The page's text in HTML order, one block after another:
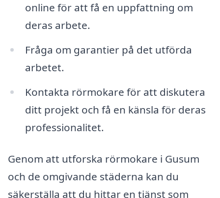
online för att få en uppfattning om
deras arbete.
Fråga om garantier på det utförda
arbetet.
Kontakta rörmokare för att diskutera
ditt projekt och få en känsla för deras
professionalitet.
Genom att utforska rörmokare i Gusum
och de omgivande städerna kan du
säkerställa att du hittar en tjänst som